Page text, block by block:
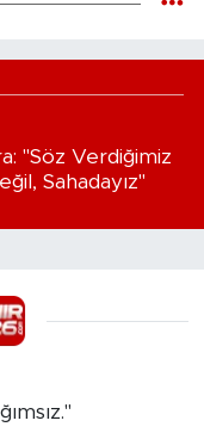
"Söz Verdiğimiz
Sahadayız"